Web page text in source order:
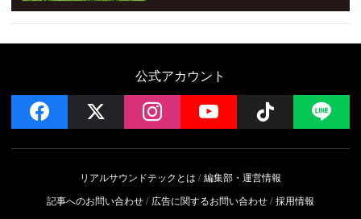
公式アカウント
facebook instagramYouTube Follow
リアルサウンドテックとは
編集部・運営情報
記事へのお問い合わせ
広告に関するお問い合わせ 採用情報